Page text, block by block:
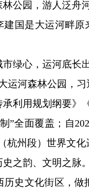
公园，游人泛舟
建国是大运河畔
绿心，运河底长
运河森林公园，
承利用规划纲要
”全面覆盖；自
州段）世界文
之韵、文明之脉
历史文化街区，